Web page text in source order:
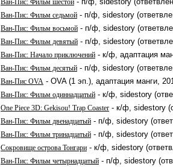
Ван-Пис: Фильм шестой
Ван-Пис: Фильм седьмой - п/ф, sidestory
Ван-Пис: Фильм восьмой - п/ф, sidestory
Ван-Пис: Фильм девятый - п/ф, sidestory
Ван-Пис: Начало приключений - к/ф, адаптация
Ван-Пис: Фильм десятый - п/ф, sidestory
Ван-Пис OVA - OVA (1 эп.), адаптация манги,
Ван-Пис: Фильм одиннадцатый - к/ф, sidestory
One Piece 3D: Gekisou! Trap Coaster - к/ф, sidestory
Ван-Пис: Фильм двенадцатый - п/ф, sidestory
Ван-Пис: Фильм тринадцатый - п/ф, sidestory
Сокровище острова Тонгари - к/ф, sidestory
Ван-Пис: Фильм четырнадцатый - п/ф, sidestory